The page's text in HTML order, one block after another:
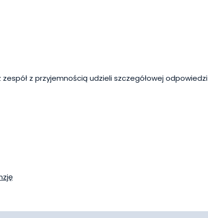
z przyjemnością udzieli szczegółowej odpowiedzi